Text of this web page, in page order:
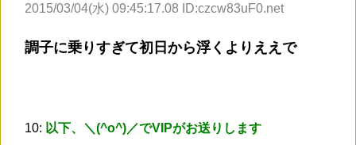
2015/03/04(水) 09:45:17.08 ID:czcw83uF0.net
調子に乗りすぎて初日から浮くよりええで
10: 以下、＼(^o^)／でVIPがお送りします